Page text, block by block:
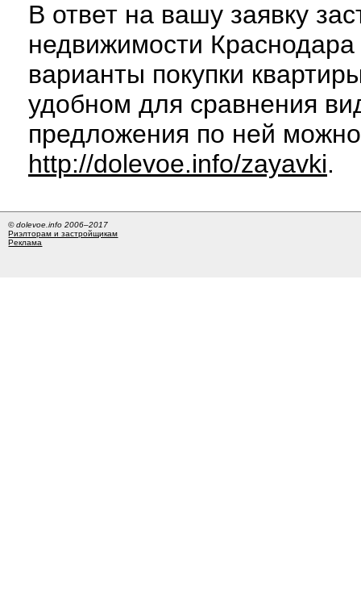
В ответ на вашу заявку
недвижимости
варианты покупки
удобном для сравнения
предложения по ней
http://dolevoe.info/zayavki.
© dolevoe.info 2006–2017
Риэлторам и застройщикам
Реклама